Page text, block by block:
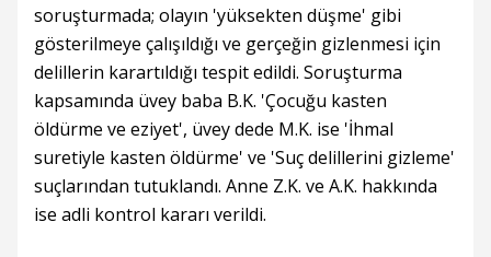
soruşturmada; olayın 'yüksekten düşme' gibi
gösterilmeye çalışıldığı ve gerçeğin gizlenmesi için
delillerin karartıldığı tespit edildi. Soruşturma
kapsamında üvey baba B.K. 'Çocuğu kasten
öldürme ve eziyet', üvey dede M.K. ise 'İhmal
suretiyle kasten öldürme' ve 'Suç delillerini gizleme'
suçlarından tutuklandı. Anne Z.K. ve A.K. hakkında
ise adli kontrol kararı verildi.